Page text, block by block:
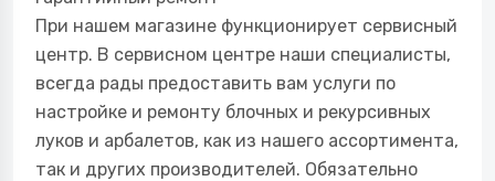
При нашем магазине функционирует сервисный
центр. В сервисном центре наши специалисты,
всегда рады предоставить вам услуги по
настройке и ремонту блочных и рекурсивных
луков и арбалетов, как из нашего ассортимента,
так и других производителей. Обязательно